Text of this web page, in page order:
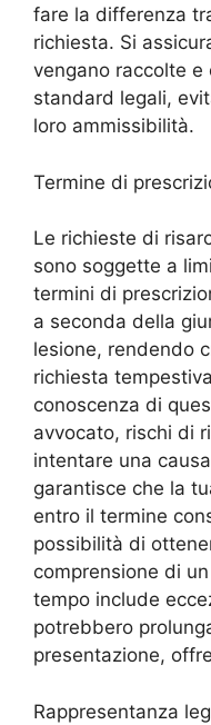
fare la differenza
richiesta. Si
vengano raccolte
standard legali,
loro ammissibilità.
Termine di
Le richieste di
sono soggette a
termini di
a seconda della
lesione, rendendo
richiesta
conoscenza di
avvocato, rischi di
intentare una
garantisce che la
entro il termine
possibilità di
comprensione di
tempo include
potrebbero
presentazione,
Rappresentanza